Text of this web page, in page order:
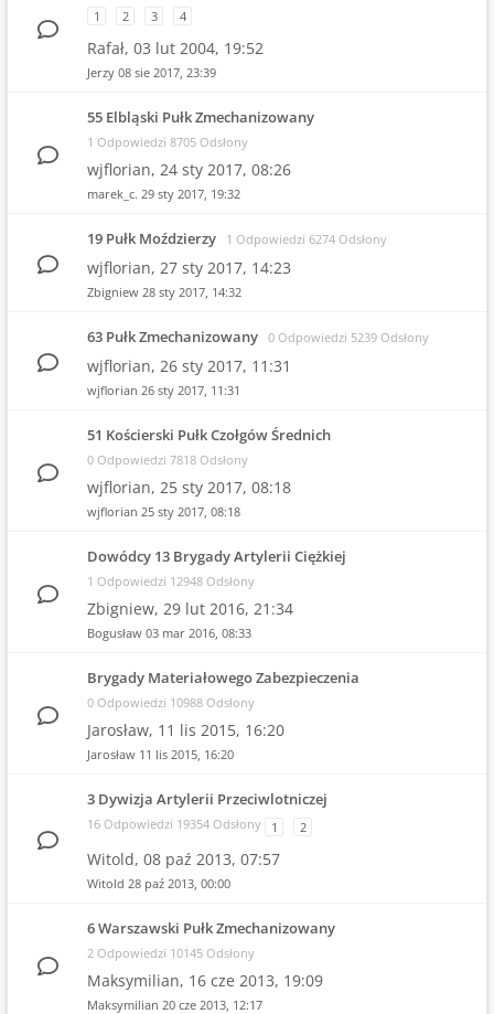
1
2 3 4
Rafał, 03 lut 2004, 19:52
Jerzy 08 sie 2017, 23:39
55 Elbląski Pułk Zmechanizowany
1 Odpowiedzi 8705 Odsłony
wjflorian, 24 sty 2017, 08:26
marek_c. 29 sty 2017, 19:32
19 Pułk Moździerzy 1 Odpowiedzi 6274 Odsłony
wjflorian, 27 sty 2017, 14:23
Zbigniew 28 sty 2017, 14:32
63 Pułk Zmechanizowany 0 Odpowiedzi 5239 Odsłony
wjflorian, 26 sty 2017, 11:31
wjflorian 26 sty 2017, 11:31
51 Kościerski Pułk Czołgów Średnich
0 Odpowiedzi 7818 Odsłony
wjflorian, 25 sty 2017, 08:18
wjflorian 25 sty 2017, 08:18
Dowódcy 13 Brygady Artylerii Ciężkiej
1 Odpowiedzi 12948 Odsłony
Zbigniew, 29 lut 2016, 21:34
Bogusław 03 mar 2016, 08:33
Brygady Materiałowego Zabezpieczenia
0 Odpowiedzi 10988 Odsłony
Jarosław, 11 lis 2015, 16:20
Jarosław 11 lis 2015, 16:20
3 Dywizja Artylerii Przeciwlotniczej
16 Odpowiedzi 19354 Odsłony 1 2
Witold, 08 paź 2013, 07:57
Witold 28 paź 2013, 00:00
6 Warszawski Pułk Zmechanizowany
2 Odpowiedzi 10145 Odsłony
Maksymilian, 16 cze 2013, 19:09
Maksymilian 20 cze 2013, 12:17